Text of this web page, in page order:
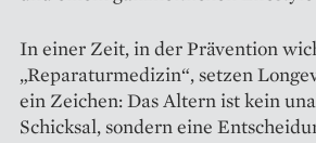
In einer Zeit, in der Prävention
„Reparaturmedizin“, setzen
ein Zeichen: Das Altern ist kein
Schicksal, sondern eine